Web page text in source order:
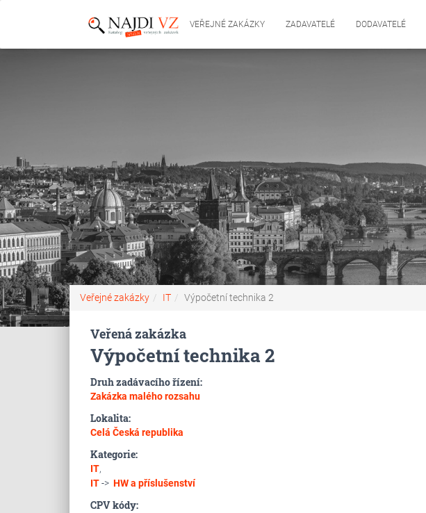
VEŘEJNÉ ZAKÁZKY ZADAVATELÉ DODAVATELÉ
Veřejné zakázky IT Výpočetní technika 2
Veřená zakázka
Výpočetní technika 2
Druh zadávacího řízení:
Zakázka malého rozsahu
Lokalita:
Celá Česká republika
Kategorie:
IT,
IT-> HW a příslušenství
CPV kódy: